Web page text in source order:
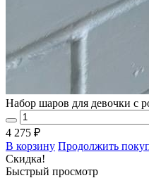
Набор шаров для девочки с
4 275 ₽
В корзину Продолжить
Скидка!
Быстрый просмотр